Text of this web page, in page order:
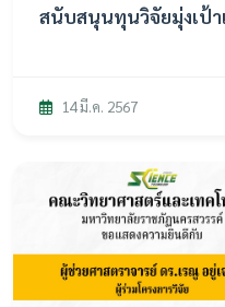
สนับสนุนทุนวิจัยมุ่งเป้
14 มี.ค. 2567